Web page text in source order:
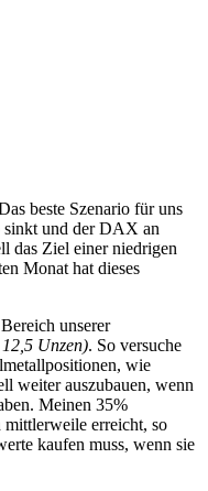
beste Szenario für uns
sinkt und der DAX an
das Ziel einer niedrigen
Monat hat dieses
unserer
Unzen). So versuche
wie
weiter auszubauen, wenn
Meinen 35%
mittlerweile erreicht, so
kaufen muss, wenn sie